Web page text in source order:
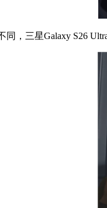
三星Galaxy S26